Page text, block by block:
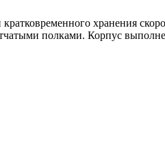
хранения
полками. Корпус